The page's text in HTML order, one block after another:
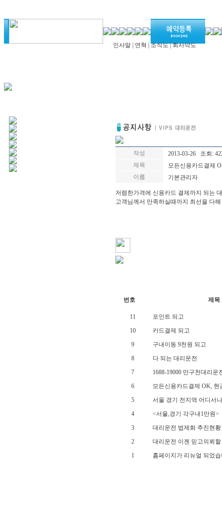
인사말 연혁 조직도|회사약도
작성
2013-03-26 조회:
제목
모든신용카드결제
이름
기본관리자
저렴한가격에 신용카드 결제까지 되는
고객님께서 만족하실때까지 최선을 다
번호 제목
11
포인트 되고
10
카드결제 되고
9
구내이동 9천원 되고
8
다 되는 대리운전
7
1688-19000 만구천대리운
6
모든신용카드결제 OK, 현
5
서울 경기 전지역 어디서
4
<서울,경기 각구내1만원>
3
대리운전 법제화 추진현황
2
대리운전 이젠 믿고의뢰
1
홈페이지가 리뉴얼 되었